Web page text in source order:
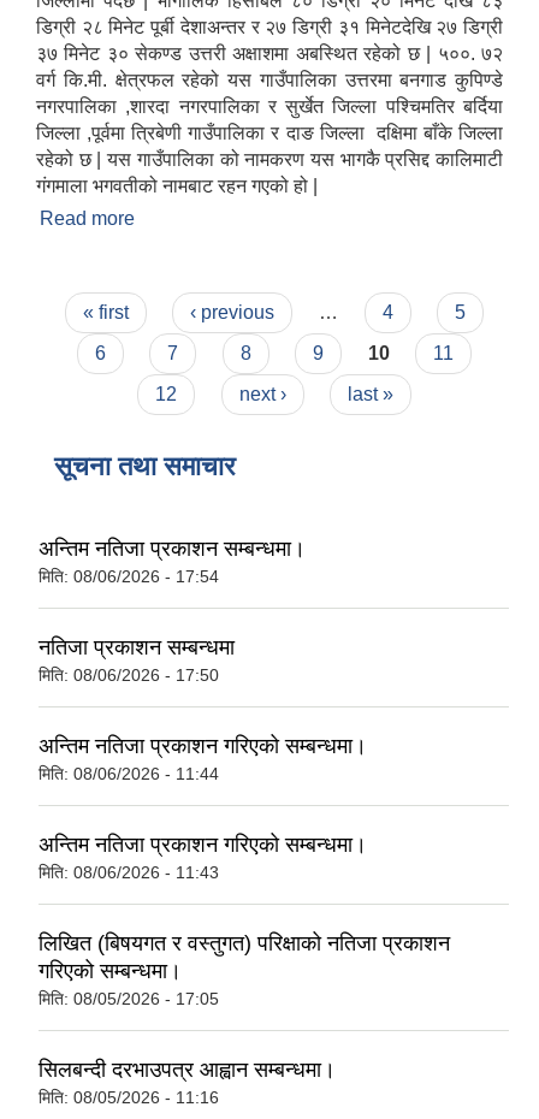
डिग्री २८ मिनेट पूर्बी देशाअन्तर र २७ डिग्री ३१ मिनेटदेखि २७ डिग्री
३७ मिनेट ३० सेकण्ड उत्तरी अक्षाशमा अबस्थित रहेको छ | ५००. ७२
वर्ग कि.मी. क्षेत्रफल रहेको यस गाउँपालिका उत्तरमा बनगाड कुपिण्डे
नगरपालिका ,शारदा नगरपालिका र सुर्खेत जिल्ला पश्चिमतिर बर्दिया
जिल्ला ,पूर्वमा त्रिबेणी गाउँपालिका र दाङ जिल्ला दक्षिमा बाँके जिल्ला
रहेको छ | यस गाउँपालिका को नामकरण यस भागकै प्रसिद्द कालिमाटी
गंगमाला भगवतीको नामबाट रहन गएको हो |
Read more
Pages
« first ‹ previous … 4
5
6
7 8 9 10
11
12
next › last »
सूचना तथा समाचार
अन्तिम नतिजा प्रकाशन सम्बन्धमा।
मिति: 08/06/2026 - 17:54
नतिजा प्रकाशन सम्बन्धमा
मिति: 08/06/2026 - 17:50
अन्तिम नतिजा प्रकाशन गरिएको सम्बन्धमा।
मिति: 08/06/2026 - 11:44
अन्तिम नतिजा प्रकाशन गरिएको सम्बन्धमा।
मिति: 08/06/2026 - 11:43
लिखित (बिषयगत र वस्तुगत) परिक्षाको नतिजा प्रकाशन
गरिएको सम्बन्धमा।
मिति: 08/05/2026 - 17:05
सिलबन्दी दरभाउपत्र आह्वान सम्बन्धमा।
मिति: 08/05/2026 - 11:16